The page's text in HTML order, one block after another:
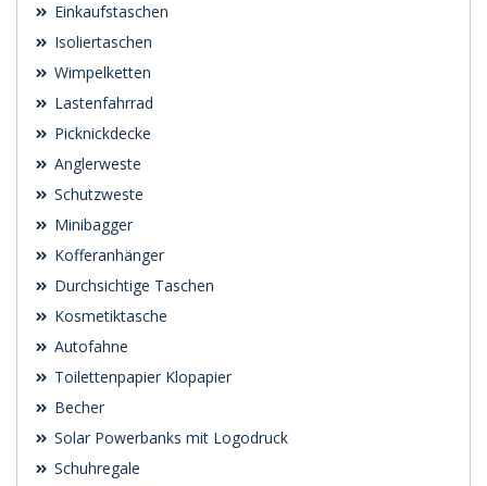
Einkaufstaschen
Isoliertaschen
Wimpelketten
Lastenfahrrad
Picknickdecke
Anglerweste
Schutzweste
Minibagger
Kofferanhänger
Durchsichtige Taschen
Kosmetiktasche
Autofahne
Toilettenpapier Klopapier
Becher
Solar Powerbanks mit Logodruck
Schuhregale